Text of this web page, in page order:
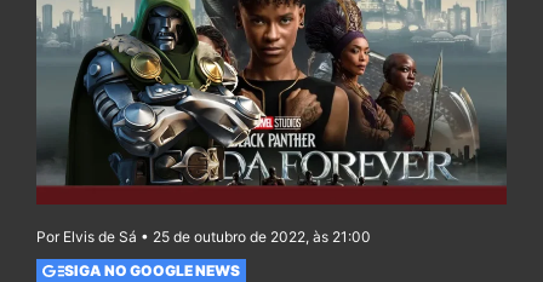
Por Elvis de Sá • 25 de outubro de 2022, às 21:00
SIGA NO GOOGLE NEWS